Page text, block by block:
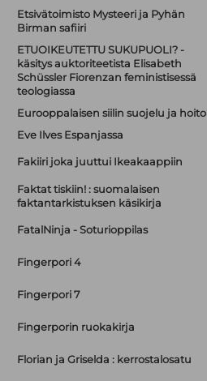
Etsivätoimisto Mysteeri ja Pyhän
Birman safiiri
ETUOIKEUTETTU SUKUPUOLI? -
käsitys auktoriteetista Elisabeth
Schüssler Fiorenzan feministisessä
teologiassa
Eurooppalaisen siilin suojelu ja hoito
Eve Ilves Espanjassa
Fakiiri joka juuttui Ikeakaappiin
Faktat tiskiin! : suomalaisen
faktantarkistuksen käsikirja
FatalNinja - Soturioppilas
Fingerpori 4
Fingerpori 7
Fingerporin ruokakirja
Florian ja Griselda : kerrostalosatu